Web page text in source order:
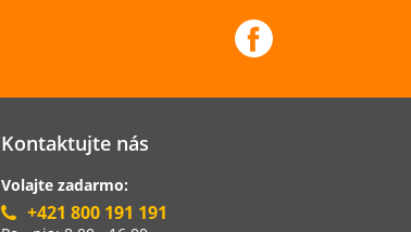
Kontaktujte nás
Volajte zadarmo:
+421 800 191 191